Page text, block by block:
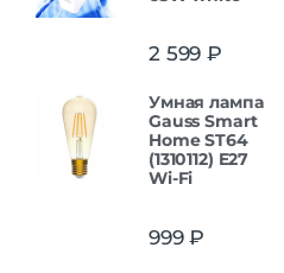
2 599 ₽
Умная лампа
Gauss Smart
Home ST64
(1310112) E27
Wi-Fi
999₽